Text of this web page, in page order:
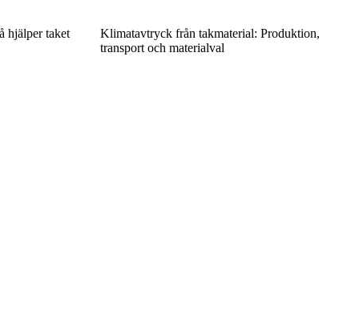
hjälper taket
Klimatavtryck från takmaterial: Produktion,
transport och materialval